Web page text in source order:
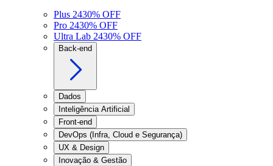
Plus 2430% OFF
Pro 2430% OFF
Ultra Lab 2430% OFF
Back-end
Dados
Inteligência Artificial
Front-end
DevOps (Infra, Cloud e Segurança)
UX & Design
Inovação & Gestão